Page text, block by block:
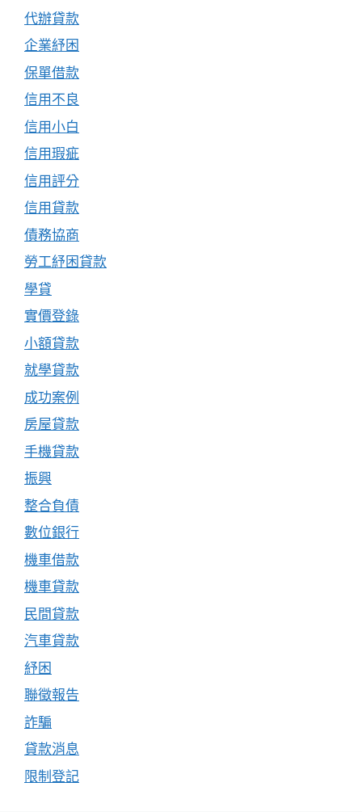
代辦貸款
企業紓困
保單借款
信用不良
信用小白
信用瑕疵
信用評分
信用貸款
債務協商
勞工紓困貸款
學貸
實價登錄
小額貸款
就學貸款
成功案例
房屋貸款
手機貸款
振興
整合負債
數位銀行
機車借款
機車貸款
民間貸款
汽車貸款
紓困
聯徵報告
詐騙
貸款消息
限制登記